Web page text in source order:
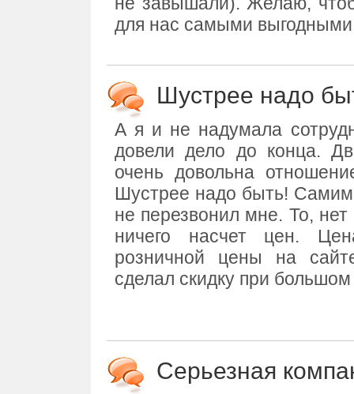
для нас самыми
Шустрее надо
А я и не надумала
довели дело до конца.
очень довольна
Шустрее надо быть!
не перезвонил мне. То,
ничего насчет цен.
розничной цены на
сделал скидку при
Серьезная